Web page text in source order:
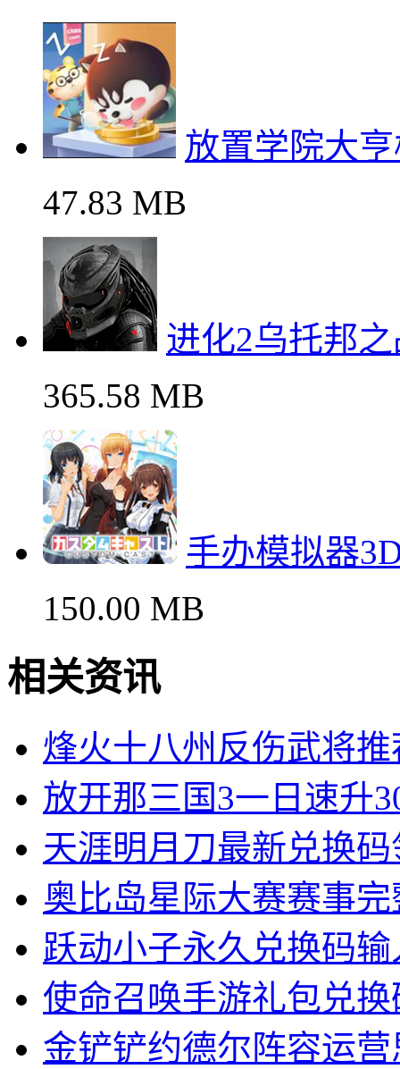
放置学院大
47.83 MB
进化2乌托邦
365.58 MB
手办模拟器
150.00 MB
相关资讯
烽火十八州反伤武将
放开那三国3一日速升
天涯明月刀最新兑换
奥比岛星际大赛赛事完
跃动小子永久兑换码
使命召唤手游礼包兑
金铲铲约德尔阵容运营